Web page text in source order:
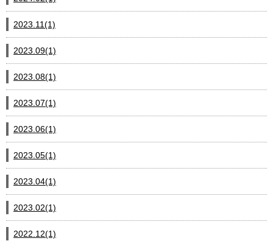
2023.11(1)
2023.09(1)
2023.08(1)
2023.07(1)
2023.06(1)
2023.05(1)
2023.04(1)
2023.02(1)
2022.12(1)